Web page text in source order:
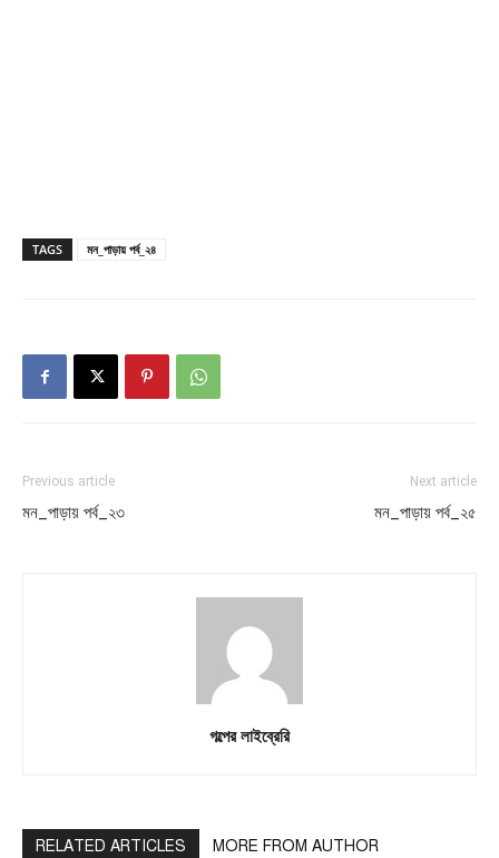
TAGS মন_পাড়ায় পর্ব_২৪
Previous article
মন_পাড়ায় পর্ব_২৩
Next article
মন_পাড়ায় পর্ব_২৫
গল্পের লাইব্রেরি
RELATED ARTICLES MORE FROM AUTHOR